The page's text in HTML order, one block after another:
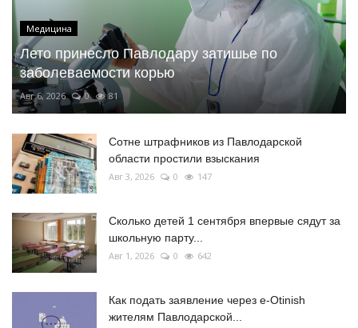
Медицина
Лето принесло Павлодару затишье по
заболеваемости корью
Авг 6, 2026 0 81
Сотне штрафников из Павлодарской
области простили взыскания
Авг 3, 2026 0 147
Сколько детей 1 сентября впервые сядут за
школьную парту...
Авг 1, 2026 0 642
Как подать заявление через e-Otinish
жителям Павлодарской...